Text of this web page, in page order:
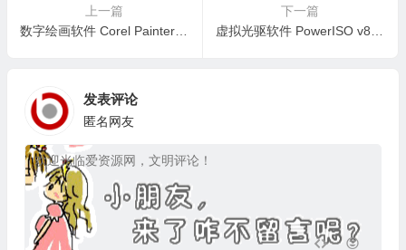
上一篇
数字绘画软件 Corel Painter 2023 v23.0.0.244 中文绿色破解版
下一篇
虚拟光驱软件 PowerISO v8.5 x64 中文绿色便携版
发表评论
匿名网友